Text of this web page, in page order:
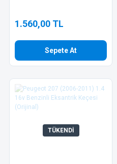
1.560,00 TL
Sepete At
TÜKENDİ